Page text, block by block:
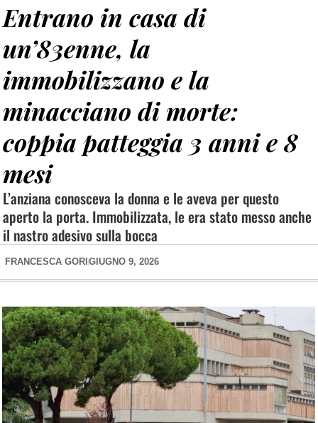
Entrano in casa di
un’83enne, la
immobilizzano e la
minacciano di morte:
coppia patteggia 3 anni e 8
mesi
L’anziana conosceva la donna e le aveva per questo
aperto la porta. Immobilizzata, le era stato messo anche
il nastro adesivo sulla bocca
FRANCESCA GORI GIUGNO 9, 2026